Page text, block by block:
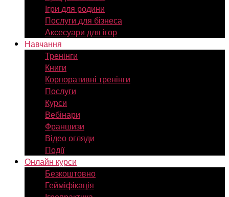
Ігри для родини
Послуги для бізнеса
Аксесуари для ігор
Навчання
Тренінги
Книги
Корпоративні тренінги
Послуги
Курси
Вебінари
Франшизи
Відео огляди
Події
Онлайн курси
Безкоштовно
Гейміфікація